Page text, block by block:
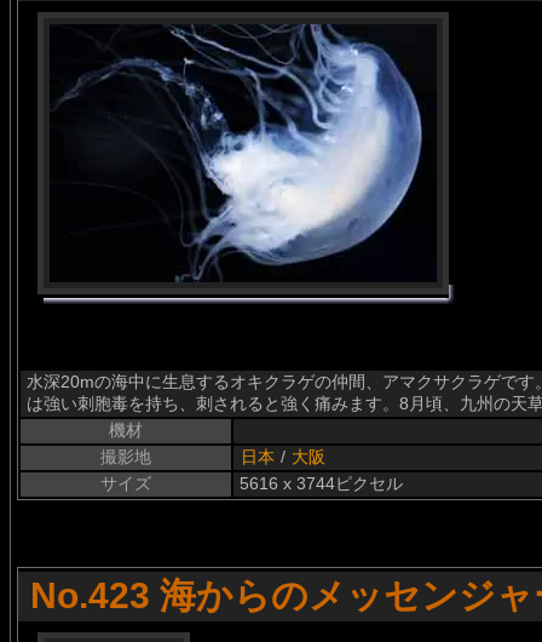
水深20mの海中に生息するオキクラゲの仲間、アマクサクラゲで
は強い刺胞毒を持ち、刺されると強く痛みます。8月頃、九州の天
機材
撮影地
日本 / 大阪
サイズ
5616 x 3744ピクセル
No.423 海からのメッセンジャ